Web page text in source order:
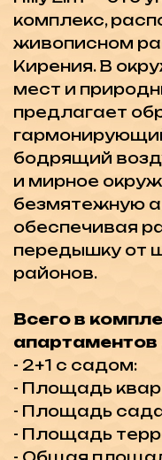
апартаментов двух
- 2+1 с садом:
- Площадь квартиры:
- Площадь сада: 13 м²
- Площадь террасы: 8
- Общая площадь: 96
- 2+1 пентхаус:
- Площадь квартиры:
- Площадь террасы: 8
- Общая площадь: 148
Удобства и
Комплекс Hilly Elm
широкий спектр
комфортного
- Пешеходные
наслаждения
- Детская площадка:
веселое место для
- Поле для мини-
развлечений и
Преимущества
Elm. Жизнь в